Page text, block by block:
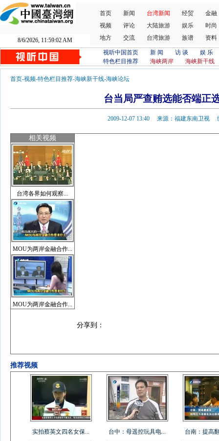
8/6/2026, 11:59:03 AM
首页 新闻 台湾新闻 经贸
金融
视频
评论 大陆旅游 娱乐
时尚
地方
交流 台湾旅游 族谱 资料
视听中国首页 新 闻 访 谈
娱 乐
特色栏目推荐
海峡两岸 海峡新干线
首页-视频-特色栏目推荐-海峡新干线-海峡论坛
台当局严查贿选能否端正
2009-12-07 13:40 来源：福建东南卫视
分享到：
相关视频
台湾各界如何观察...
MOU为两岸金融合作...
MOU为两岸金融合作...
推荐视频
实拍蔡英文四名女保... 台中：母遥控玩具电... 台南：提高